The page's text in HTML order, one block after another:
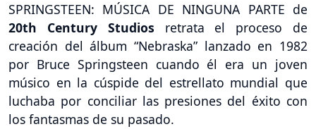
SPRINGSTEEN: MÚSICA DE NINGUNA PARTE de
20th Century Studios retrata el proceso de
creación del álbum “Nebraska” lanzado en 1982
por Bruce Springsteen cuando él era un joven
músico en la cúspide del estrellato mundial que
luchaba por conciliar las presiones del éxito con
los fantasmas de su pasado.